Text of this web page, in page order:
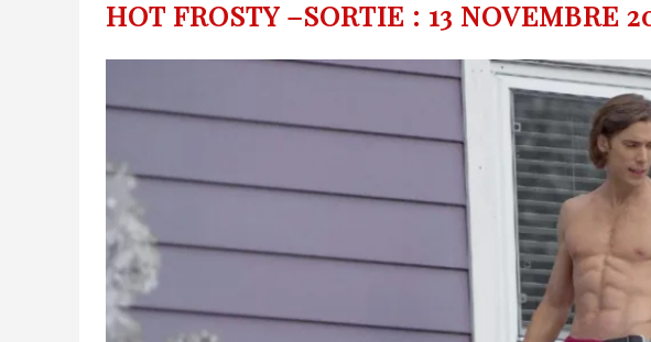
HOT FROSTY –SORTIE : 13 NOVEMBRE